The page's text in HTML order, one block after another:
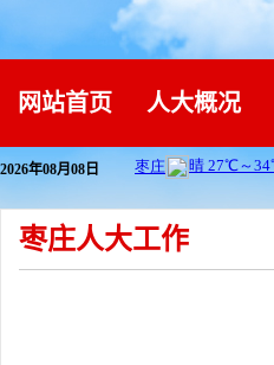
网站首页 人大概况
2026年08月08日
枣庄人大工作